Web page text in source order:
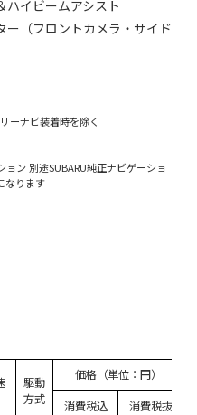
ハイビームアシスト
ー（フロントカメラ・サイド
ーナビ装着時を除く
ン 別途SUBARU純正ナビゲーショ
なります
駆動
方式
価格（単位：円）
消費税込
消費税抜